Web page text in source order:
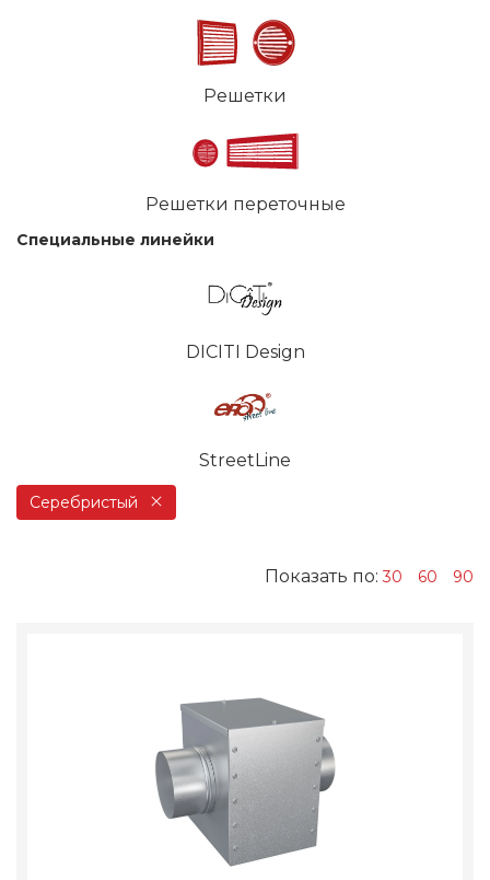
Решетки
Решетки переточные
Специальные линейки
DICITI Design
StreetLine
Серебристый
Показать по:30 60 90